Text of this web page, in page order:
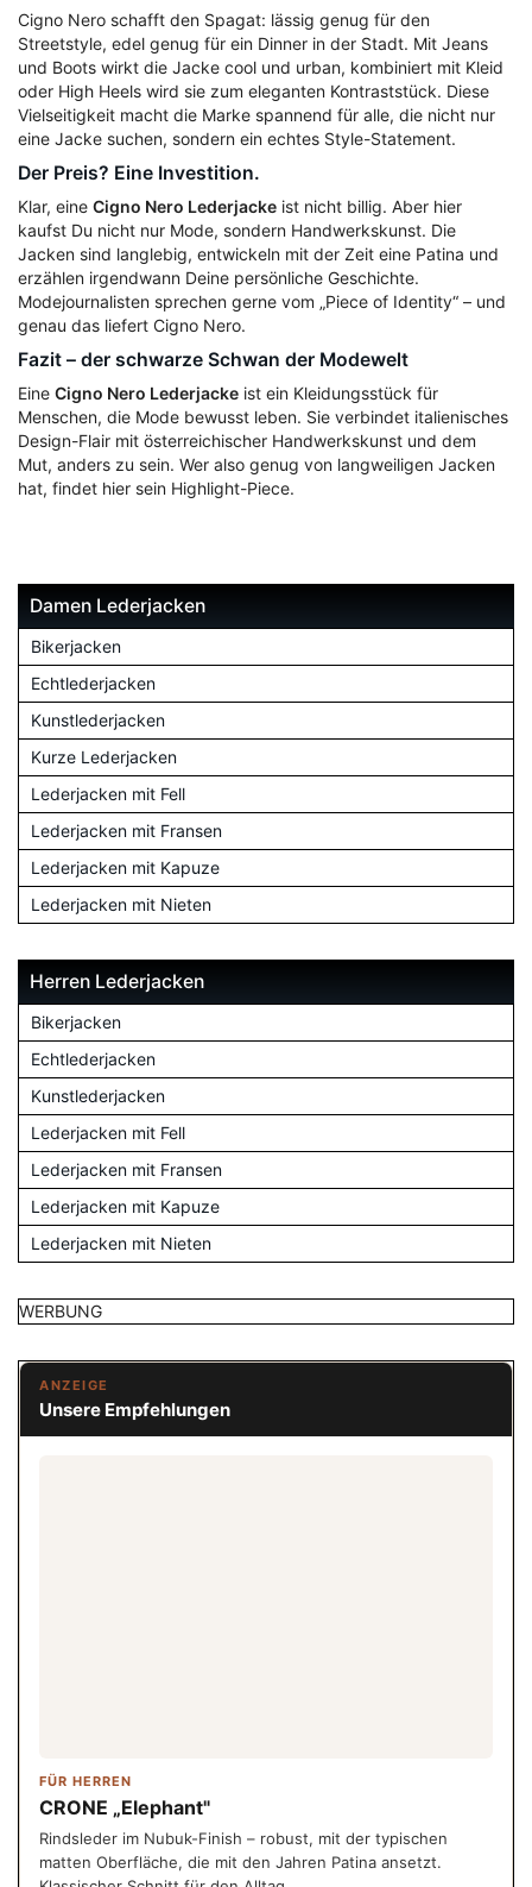
Cigno Nero schafft den Spagat: lässig genug für den
Streetstyle, edel genug für ein Dinner in der Stadt. Mit Jeans
und Boots wirkt die Jacke cool und urban, kombiniert mit Kleid
oder High Heels wird sie zum eleganten Kontraststück. Diese
Vielseitigkeit macht die Marke spannend für alle, die nicht nur
eine Jacke suchen, sondern ein echtes Style-Statement.
Der Preis? Eine Investition.
Klar, eine Cigno Nero Lederjacke ist nicht billig. Aber hier
kaufst Du nicht nur Mode, sondern Handwerkskunst. Die
Jacken sind langlebig, entwickeln mit der Zeit eine Patina und
erzählen irgendwann Deine persönliche Geschichte.
Modejournalisten sprechen gerne vom „Piece of Identity“ – und
genau das liefert Cigno Nero.
Fazit – der schwarze Schwan der Modewelt
Eine Cigno Nero Lederjacke ist ein Kleidungsstück für
Menschen, die Mode bewusst leben. Sie verbindet italienisches
Design-Flair mit österreichischer Handwerkskunst und dem
Mut, anders zu sein. Wer also genug von langweiligen Jacken
hat, findet hier sein Highlight-Piece.
Damen Lederjacken
Bikerjacken
Echtlederjacken
Kunstlederjacken
Kurze Lederjacken
Lederjacken mit Fell
Lederjacken mit Fransen
Lederjacken mit Kapuze
Lederjacken mit Nieten
Herren Lederjacken
Bikerjacken
Echtlederjacken
Kunstlederjacken
Lederjacken mit Fell
Lederjacken mit Fransen
Lederjacken mit Kapuze
Lederjacken mit Nieten
WERBUNG
ANZEIGE
Unsere Empfehlungen
FÜR HERREN
CRONE „Elephant"
Rindsleder im Nubuk-Finish – robust, mit der typischen
matten Oberfläche, die mit den Jahren Patina ansetzt.